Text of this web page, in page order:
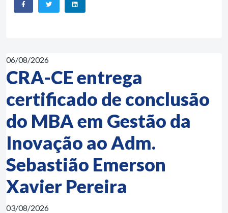
06/08/2026
CRA-CE entrega
certificado de conclusão
do MBA em Gestão da
Inovação ao Adm.
Sebastião Emerson
Xavier Pereira
03/08/2026